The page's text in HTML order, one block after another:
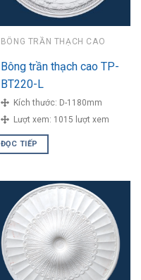
BÔNG TRẦN THẠCH CAO
Bông trần thạch cao TP-
BT220-L
Kích thước: D-1180mm
Lượt xem: 1015 lượt xem
ĐỌC TIẾP